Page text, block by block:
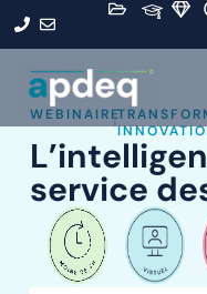
WEBINAIRE
|
service